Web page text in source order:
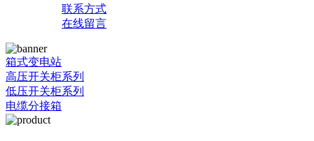
联系方式
在线留言
箱式变电站
高压开关柜系列
低压开关柜系列
电缆分接箱